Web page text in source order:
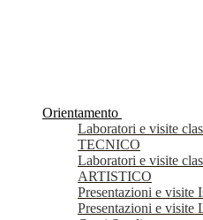
Orientamento
Laboratori e visite
TECNICO
Laboratori e visite
ARTISTICO
Presentazioni e visite
Presentazioni e visite